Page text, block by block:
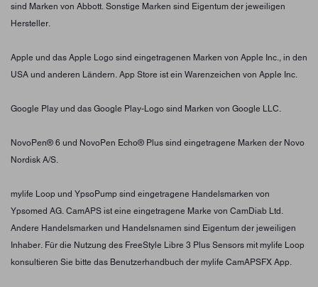
sind Marken von Abbott. Sonstige Marken sind Eigentum der jeweiligen
Hersteller.
Apple und das Apple Logo sind eingetragenen Marken von Apple Inc., in den
USA und anderen Ländern. App Store ist ein Warenzeichen von Apple Inc.
Google Play und das Google Play-Logo sind Marken von Google LLC.
NovoPen® 6 und NovoPen Echo® Plus sind eingetragene Marken der Novo
Nordisk A/S.
mylife Loop und YpsoPump sind eingetragene Handelsmarken von
Ypsomed AG. CamAPS ist eine eingetragene Marke von CamDiab Ltd.
Andere Handelsmarken und Handelsnamen sind Eigentum der jeweiligen
Inhaber. Für die Nutzung des FreeStyle Libre 3 Plus Sensors mit mylife Loop
konsultieren Sie bitte das Benutzerhandbuch der mylife CamAPSFX App.